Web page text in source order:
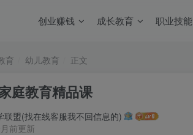
创业赚钱 成长教育 职业技能
育 幼儿教育 正文
庭教育精品课
联盟(找在线客服我不回信息的)
前更新